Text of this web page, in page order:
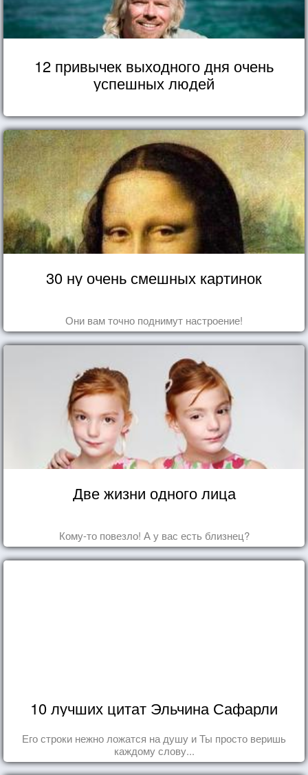
12 привычек выходного дня очень
успешных людей
30 ну очень смешных картинок
Они вам точно поднимут настроение!
Две жизни одного лица
Кому-то повезло! А у вас есть близнец?
10 лучших цитат Эльчина Сафарли
Его строки нежно ложатся на душу и Ты просто веришь
каждому слову...